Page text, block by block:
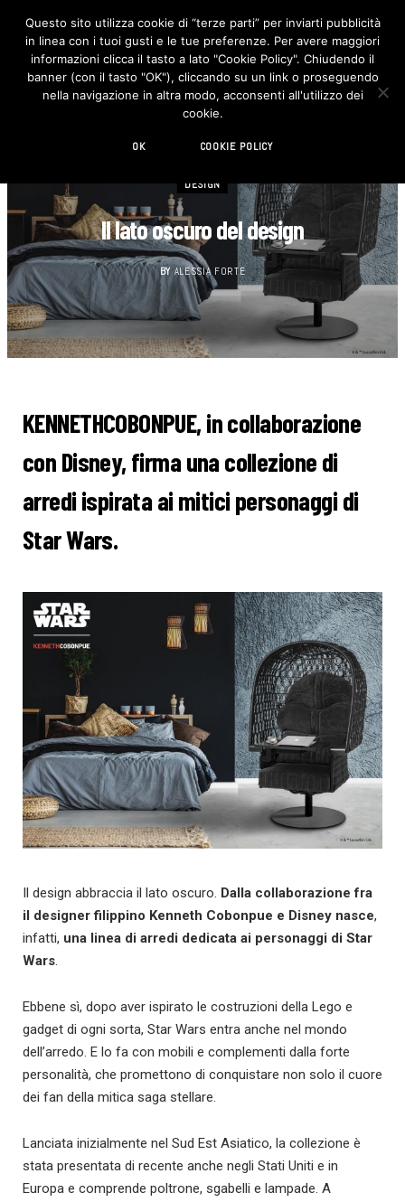
F
c
e
b
o
I
n
s
t
DESIGN
Il lato oscuro del design
BY ALESSIA FORTE
KENNETHCOBONPUE, in collaborazione
con Disney, firma una collezione di
arredi ispirata ai mitici personaggi di
Star Wars.
Il design abbraccia il lato oscuro. Dalla collaborazione fra
il designer filippino Kenneth Cobonpue e Disney nasce,
infatti, una linea di arredi dedicata ai personaggi di Star
Wars.
Ebbene sì, dopo aver ispirato le costruzioni della Lego e
gadget di ogni sorta, Star Wars entra anche nel mondo
dell’arredo. E lo fa con mobili e complementi dalla forte
personalità, che promettono di conquistare non solo il cuore
dei fan della mitica saga stellare.
Lanciata inizialmente nel Sud Est Asiatico, la collezione è
stata presentata di recente anche negli Stati Uniti e in
Europa e comprende poltrone, sgabelli e lampade. A
Questo sito utilizza cookie di “terze parti” per inviarti pubblicità
in linea con i tuoi gusti e le tue preferenze. Per avere maggiori
informazioni clicca il tasto a lato "Cookie Policy". Chiudendo il
banner (con il tasto "OK"), cliccando su un link o proseguendo
nella navigazione in altra modo, acconsenti all'utilizzo dei
cookie.
OK COOKIE POLICY